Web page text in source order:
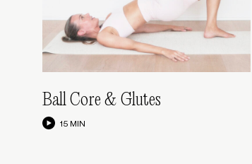
Ball Core & Glutes
15 MIN